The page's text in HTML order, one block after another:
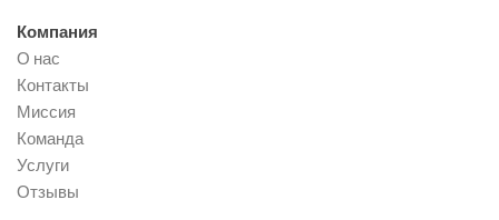
Компания
О нас
Контакты
Миссия
Команда
Услуги
Отзывы